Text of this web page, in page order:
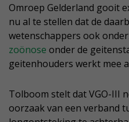
Omroep Gelderland gooit
nu al te stellen dat de
wetenschappers ook
zoönose onder de
geitenhouders werkt mee
Tolboom stelt dat VGO-III
oorzaak van een verband